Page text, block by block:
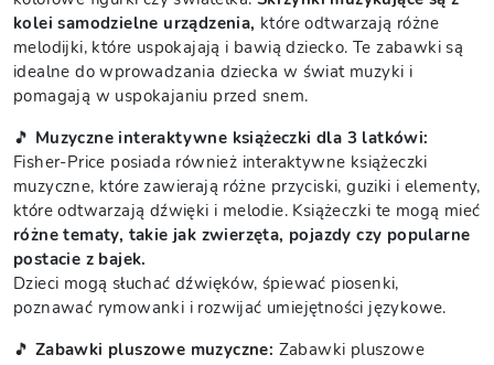
kolei samodzielne urządzenia, które odtwarzają różne
melodijki, które uspokajają i bawią dziecko. Te zabawki są
idealne do wprowadzania dziecka w świat muzyki i
pomagają w uspokajaniu przed snem.
🎵 Muzyczne interaktywne książeczki dla 3 latkówi:
Fisher-Price posiada również interaktywne książeczki
muzyczne, które zawierają różne przyciski, guziki i elementy,
które odtwarzają dźwięki i melodie. Książeczki te mogą mieć
różne tematy, takie jak zwierzęta, pojazdy czy popularne
postacie z bajek.
Dzieci mogą słuchać dźwięków, śpiewać piosenki,
poznawać rymowanki i rozwijać umiejętności językowe.
🎵 Zabawki pluszowe muzyczne: Zabawki pluszowe